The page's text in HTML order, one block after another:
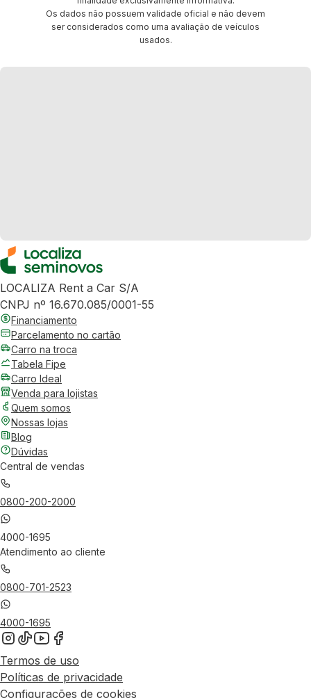
Os dados não possuem validade oficial e não devem
ser considerados como uma avaliação de veículos
usados.
LOCALIZA Rent a Car S/A
CNPJ nº 16.670.085/0001-55
Financiamento
Parcelamento no cartão
Carro na troca
Tabela Fipe
Carro Ideal
Venda para lojistas
Quem somos
Nossas lojas
Blog
Dúvidas
Central de vendas
0800-200-2000
4000-1695
Atendimento ao cliente
0800-701-2523
4000-1695
Termos de uso
Políticas de privacidade
Configurações de cookies